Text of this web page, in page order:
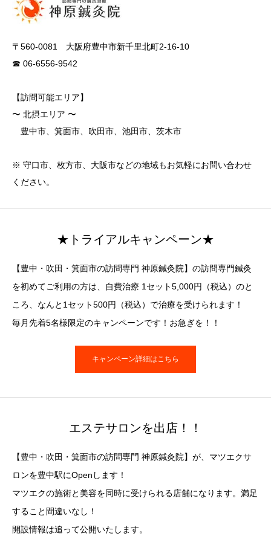
〒560-0081 大阪府豊中市新千里北町2-16-10
☎ 06-6556-9542
【訪問可能エリア】
〜 北摂エリア 〜
豊中市、箕面市、吹田市、池田市、茨木市
※ 守口市、枚方市、大阪市などの地域もお気軽にお問い合わせ
ください。
★トライアルキャンペーン★
【豊中・吹田・箕面市の訪問専門 神原鍼灸院】の訪問専門鍼灸
を初めてご利用の方は、自費治療 1セット5,000円（税込）のと
ころ、なんと1セット500円（税込）で治療を受けられます！
毎月先着5名様限定のキャンペーンです！お急ぎを！！
キャンペーン詳細はこちら
エステサロンを出店！！
【豊中・吹田・箕面市の訪問専門 神原鍼灸院】が、マツエクサ
ロンを豊中駅にOpenします！
マツエクの施術と美容を同時に受けられる店舗になります。満足
すること間違いなし！
開設情報は追って公開いたします。